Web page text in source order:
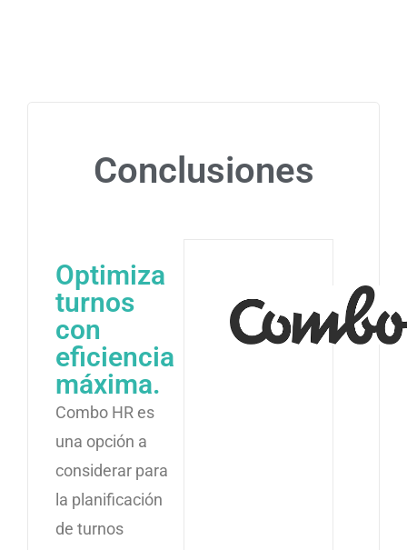
Conclusiones
Optimiza
turnos
con
eficiencia
máxima.
Combo HR es
una opción a
considerar para
la planificación
de turnos